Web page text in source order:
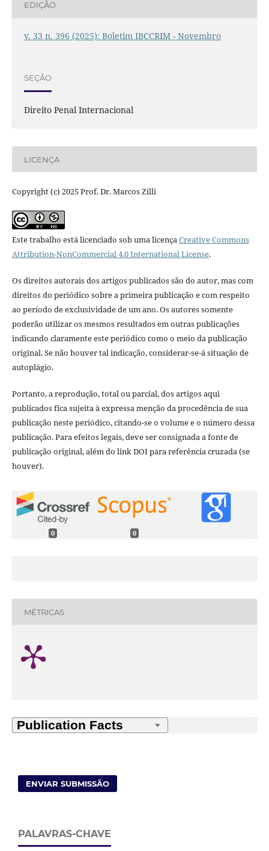
EDIÇÃO
v. 33 n. 396 (2025): Boletim IBCCRIM - Novembro
SEÇÃO
Direito Penal Internacional
LICENÇA
Copyright (c) 2025 Prof. Dr. Marcos Zilli
Este trabalho está licenciado sob uma licençaCreative Commons
Attribution-NonCommercial 4.0 International License.
Os direitos autorais dos artigos publicados são do autor, mas com
direitos do periódico sobre a primeira publicação e com respeito
ao período de exclusividade de um ano. Os autores somente
poderão utilizar os mesmos resultados em outras publicações
indicando claramente este periódico como o meio da publicação
original. Se não houver tal indicação, considerar-se-á situação de
autoplágio.
Portanto, a reprodução, total ou parcial, dos artigos aqui
publicados fica sujeita à expressa menção da procedência de sua
publicação neste periódico, citando-se o volume e o número dessa
publicação. Para efeitos legais, deve ser consignada a fonte de
publicação original, além do link DOI para referência cruzada (se
houver).
0 0
MÉTRICAS
ENVIAR SUBMISSÃO
PALAVRAS-CHAVE